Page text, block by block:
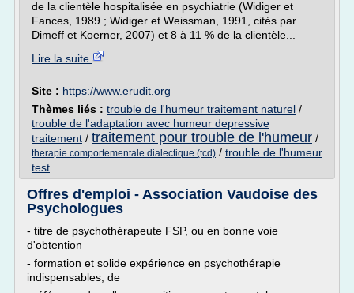
de la clientèle hospitalisée en psychiatrie (Widiger et
Fances, 1989 ; Widiger et Weissman, 1991, cités par
Dimeff et Koerner, 2007) et 8 à 11 % de la clientèle...
Lire la suite
Site : https://www.erudit.org
Thèmes liés : trouble de l'humeur traitement naturel /
trouble de l'adaptation avec humeur depressive
traitement / traitement pour trouble de l'humeur /
therapie comportementale dialectique (tcd) / trouble de l'humeur
test
Offres d'emploi - Association Vaudoise des
Psychologues
- titre de psychothérapeute FSP, ou en bonne voie
d'obtention
- formation et solide expérience en psychothérapie
indispensables, de